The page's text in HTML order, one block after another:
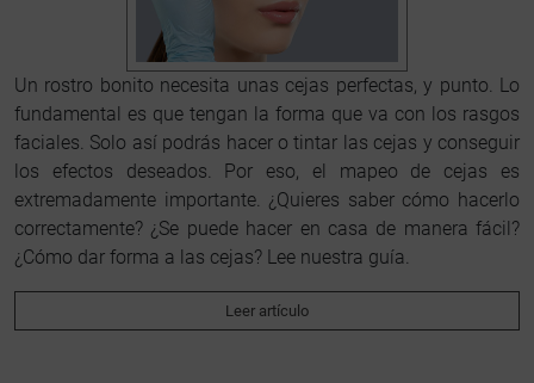
Un rostro bonito necesita unas cejas perfectas, y punto. Lo
fundamental es que tengan la forma que va con los rasgos
faciales. Solo así podrás hacer o tintar las cejas y conseguir
los efectos deseados. Por eso, el mapeo de cejas es
extremadamente importante. ¿Quieres saber cómo hacerlo
correctamente? ¿Se puede hacer en casa de manera fácil?
¿Cómo dar forma a las cejas? Lee nuestra guía.
Leer artículo